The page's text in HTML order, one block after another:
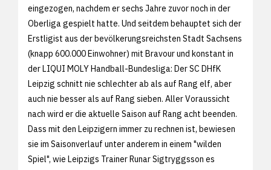
eingezogen, nachdem er sechs Jahre zuvor noch in der
Oberliga gespielt hatte. Und seitdem behauptet sich der
Erstligist aus der bevölkerungsreichsten Stadt Sachsens
(knapp 600.000 Einwohner) mit Bravour und konstant in
der LIQUI MOLY Handball-Bundesliga: Der SC DHfK
Leipzig schnitt nie schlechter ab als auf Rang elf, aber
auch nie besser als auf Rang sieben. Aller Voraussicht
nach wird er die aktuelle Saison auf Rang acht beenden.
Dass mit den Leipzigern immer zu rechnen ist, bewiesen
sie im Saisonverlauf unter anderem in einem "wilden
Spiel", wie Leipzigs Trainer Runar Sigtryggsson es